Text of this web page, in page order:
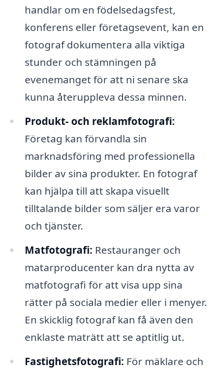
handlar om en födelsedagsfest,
konferens eller företagsevent, kan en
fotograf dokumentera alla viktiga
stunder och stämningen på
evenemanget för att ni senare ska
kunna återuppleva dessa minnen.
Produkt- och reklamfotografi:
Företag kan förvandla sin
marknadsföring med professionella
bilder av sina produkter. En fotograf
kan hjälpa till att skapa visuellt
tilltalande bilder som säljer era varor
och tjänster.
Matfotografi: Restauranger och
matarproducenter kan dra nytta av
matfotografi för att visa upp sina
rätter på sociala medier eller i menyer.
En skicklig fotograf kan få även den
enklaste maträtt att se aptitlig ut.
Fastighetsfotografi: För mäklare och